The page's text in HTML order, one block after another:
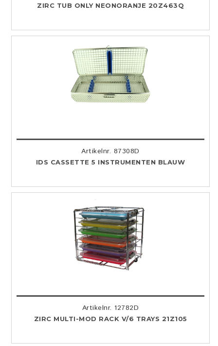
ZIRC TUB ONLY NEONORANJE 20Z463Q
Artikelnr. 87308D
IDS CASSETTE 5 INSTRUMENTEN BLAUW
Artikelnr. 12782D
ZIRC MULTI-MOD RACK V/6 TRAYS 21Z105